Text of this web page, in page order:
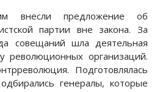
внесли предложение об
партии вне закона. За
совещаний шла деятельная
революционных организаций.
Подготовлялась
генералы, которые